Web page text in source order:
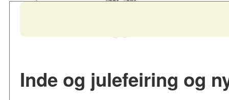
Inde og julefeiring og